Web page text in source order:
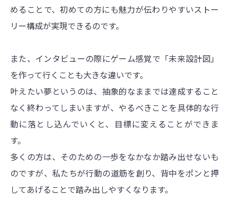
めることで、初めての方にも魅力が伝わりやすいストー
リー構成が実現できるのです。
また、インタビューの際にゲーム感覚で「未来設計図」
を作って行くことも大きな違いです。
叶えたい夢というのは、抽象的なままでは達成すること
なく終わってしまいますが、やるべきことを具体的な行
動に落とし込んでいくと、目標に変えることができま
す。
多くの方は、そのための一歩をなかなか踏み出せないも
のですが、私たちが行動の道筋を創り、背中をポンと押
してあげることで踏み出しやすくなります。